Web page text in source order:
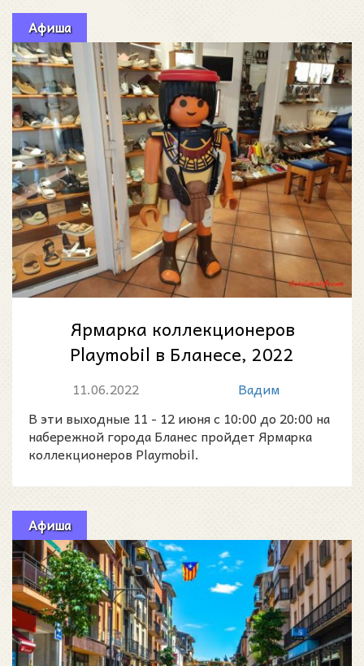
Афиша
Ярмарка коллекционеров
Playmobil в Бланесе, 2022
11.06.2022
Вадим
В эти выходные 11 - 12 июня с 10:00 до 20:00 на
набережной города Бланес пройдет Ярмарка
коллекционеров Playmobil.
Афиша